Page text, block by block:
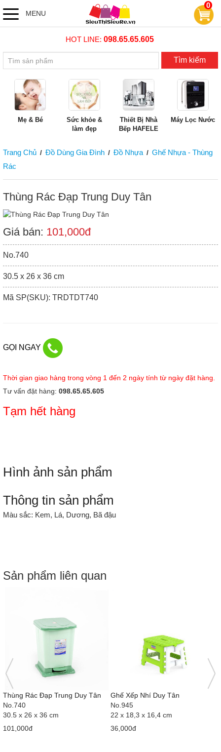
MENU
0
HOT LINE: 098.65.65.605
Tìm kiếm
Mẹ & Bé
Sức khỏe &
làm đẹp
Thiết Bị Nhà
Bếp HAFELE
Máy Lọc Nước
Trang Chủ / Đồ Dùng Gia Đình / Đồ Nhựa / Ghế Nhựa - Thùng
Rác
Thùng Rác Đạp Trung Duy Tân
Giá bán: 101,000đ
No.740
30.5 x 26 x 36 cm
Mã SP(SKU): TRDTDT740
GỌI NGAY
Thời gian giao hàng trong vòng 1 đến 2 ngày tính từ ngày đặt hàng.
Tư vấn đặt hàng: 098.65.65.605
Tạm hết hàng
Hình ảnh sản phẩm
Thông tin sản phẩm
Màu sắc: Kem, Lá, Dương, Bã đậu
Sản phẩm liên quan
Thùng Rác Đạp Trung Duy Tân
No.740
30.5 x 26 x 36 cm
101,000đ
Ghế Xếp Nhí Duy Tân
No.945
22 x 18,3 x 16,4 cm
36,000đ